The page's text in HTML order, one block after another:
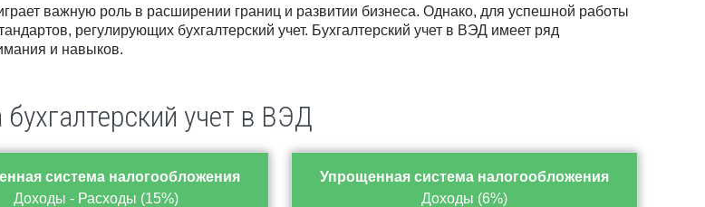
важную роль в расширении границ и развитии бизнеса. Однако, для успешной работы
регулирующих бухгалтерский учет. Бухгалтерский учет в ВЭД имеет ряд
и навыков.
учет в ВЭД
система налогообложения
Доходы - Расходы (15%)
Упрощенная система налогообложения
Доходы (6%)